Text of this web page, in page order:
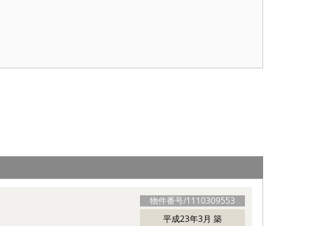
物件番号/1110309553
平成23年3月 築